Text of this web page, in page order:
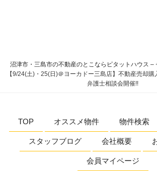
沼津市・三島市の不動産のとこならピタットハウス –
【9/24(土)・25(日)＠ヨーカドー三島店】不動産売却購
弁護士相談会開催!!
TOP オススメ物件 物件検索
スタッフブログ 会社概要
会員マイページ